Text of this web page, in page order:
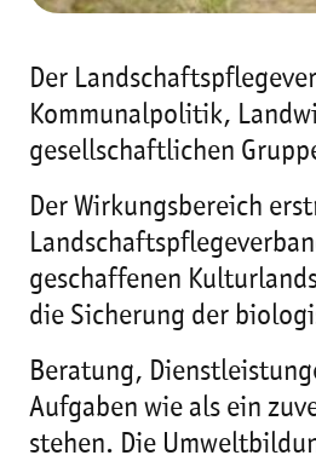
Der
Kommunalpolitik,
gesellschaftlichen
Der Wirkungsbereich
geschaffenen
die Sicherung der
Beratung,
Aufgaben wie als ein
stehen. Die